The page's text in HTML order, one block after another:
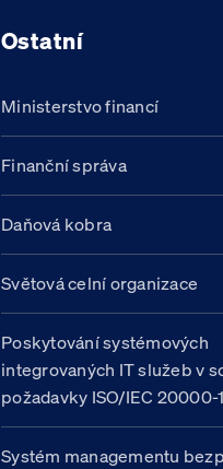
Ostatní
Ministerstvo financí
Finanční správa
Daňová kobra
Světová celní organizace
Poskytování systémových
integrovaných IT služeb v
požadavky ISO/IEC 20000-
Systém managementu